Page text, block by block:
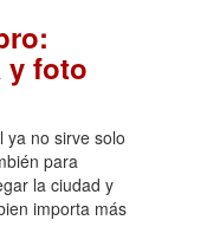
y foto
ya no sirve solo
para
la ciudad y
importa más